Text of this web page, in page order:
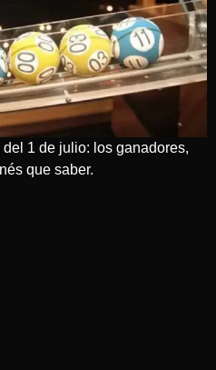
1 de julio: los ganadores,
que saber.